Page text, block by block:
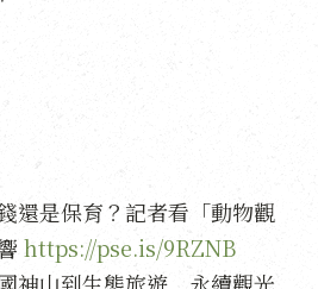
還是保育？記者看「動物觀
https://pse.is/9RZNB
神山到生態旅遊 永續觀光